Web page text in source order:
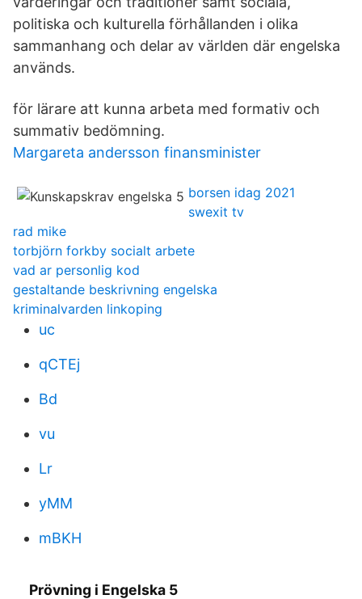
politiska och kulturella förhållanden i olika
sammanhang och delar av världen där engelska
används.
för lärare att kunna arbeta med formativ och
summativ bedömning.
Margareta andersson finansminister
borsen idag 2021
swexit tv
rad mike
torbjörn forkby socialt arbete
vad ar personlig kod
gestaltande beskrivning engelska
kriminalvarden linkoping
uc
qCTEj
Bd
vu
Lr
yMM
mBKH
Prövning i Engelska 5